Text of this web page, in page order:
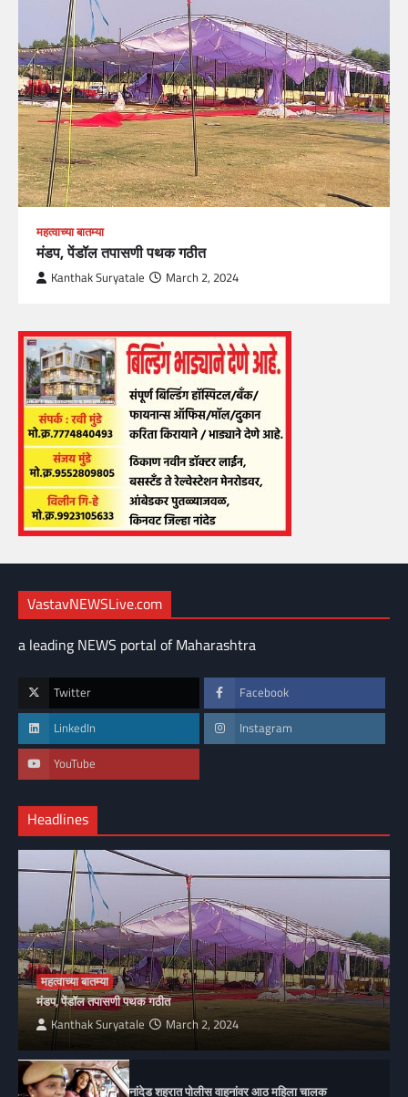
महत्वाच्या बातम्या
मंडप, पेंडॉल तपासणी पथक गठीत
Kanthak Suryatale March 2, 2024
VastavNEWSLive.com
a leading NEWS portal of Maharashtra
Twitter Facebook
LinkedIn Instagram
YouTube
Headlines
महत्वाच्या बातम्या
मंडप, पेंडॉल तपासणी पथक गठीत
Kanthak Suryatale March 2, 2024
नांदेड शहरात पोलीस वाहनांवर आठ महिला चालक